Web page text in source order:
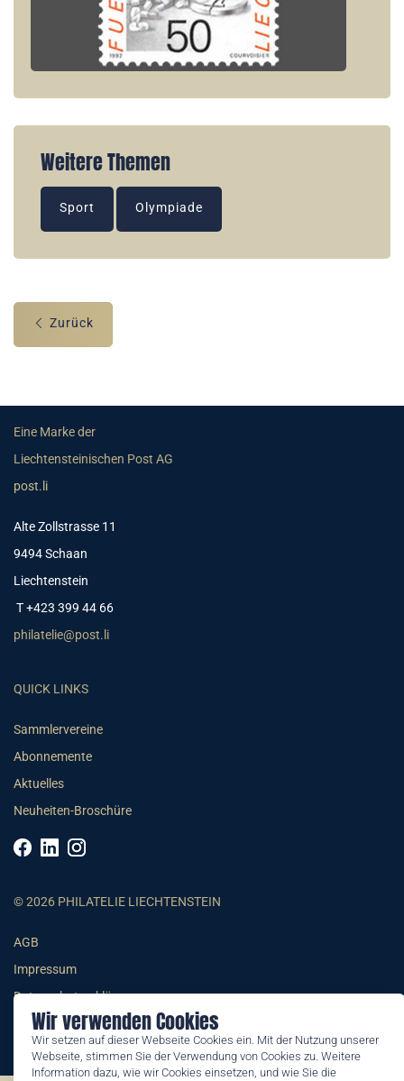
Wir verwenden Cookies
Wir setzen auf dieser Webseite Cookies ein. Mit der Nutzung unserer
Webseite, stimmen Sie der Verwendung von Cookies zu. Weitere
Information dazu, wie wir Cookies einsetzen, und wie Sie die
Weitere Themen
Sport Olympiade
Zurück
Eine Marke der
Liechtensteinischen Post AG
post.li
Alte Zollstrasse 11
9494 Schaan
Liechtenstein
T +423 399 44 66
philatelie@post.li
QUICK LINKS
Sammlervereine
Abonnemente
Aktuelles
Neuheiten-Broschüre
© 2026 PHILATELIE LIECHTENSTEIN
AGB
Impressum
Datenschutzerklärung